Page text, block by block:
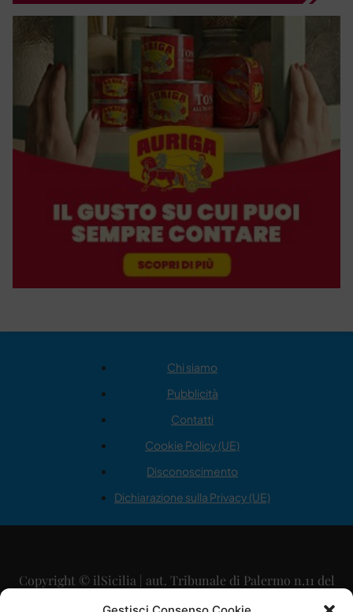
Chi siamo
Pubblicità
Contatti
Cookie Policy (UE)
Disconoscimento
Dichiarazione sulla Privacy (UE)
Copyright © ilSicilia | aut. Tribunale di Palermo n.11 del
29/09/2015